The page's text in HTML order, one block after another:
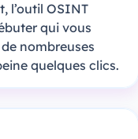
l’outil OSINT
qui vous
nombreuses
quelques clics.